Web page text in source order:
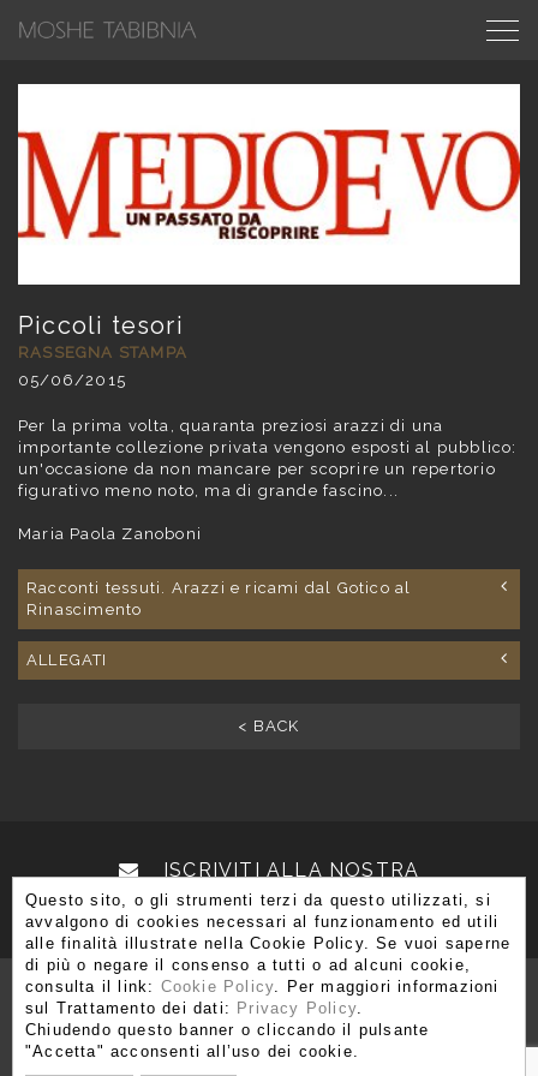
Piccoli tesori
RASSEGNA STAMPA
05/06/2015
Per la prima volta, quaranta preziosi arazzi di una
importante collezione privata vengono esposti al pubblico:
un'occasione da non mancare per scoprire un repertorio
figurativo meno noto, ma di grande fascino...
Maria Paola Zanoboni
Racconti tessuti. Arazzi e ricami dal Gotico al
Rinascimento
ALLEGATI
< BACK
ISCRIVITI ALLA NOSTRA
NEWSLETTER
Via Brera 3, 20121 Milano
Questo sito, o gli strumenti terzi da questo utilizzati, si
avvalgono di cookies necessari al funzionamento ed utili
alle finalità illustrate nella Cookie Policy. Se vuoi saperne
di più o negare il consenso a tutti o ad alcuni cookie,
consulta il link: Cookie Policy. Per maggiori informazioni
sul Trattamento dei dati: Privacy Policy.
Chiudendo questo banner o cliccando il pulsante
"Accetta" acconsenti all’uso dei cookie.